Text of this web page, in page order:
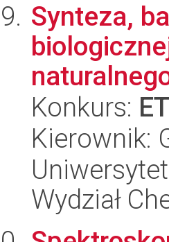
Synteza,
Konkurs:
Kierownik:
Wydział